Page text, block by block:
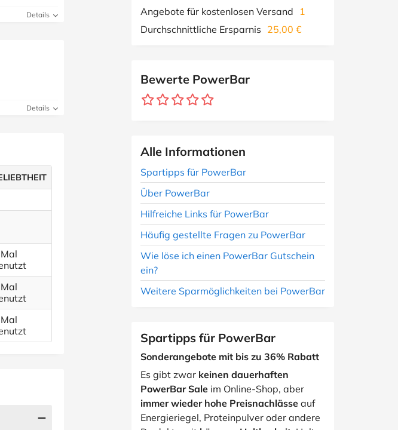
Details
Details
Angebote für kostenlosen Versand
1
Durchschnittliche Ersparnis 25,00 €
Bewerte PowerBar
Alle Informationen
Spartipps für PowerBar
Über PowerBar
Hilfreiche Links für PowerBar
Häufig gestellte Fragen zu PowerBar
Wie löse ich einen PowerBar Gutschein
ein?
Weitere Sparmöglichkeiten bei PowerBar
Spartipps für PowerBar
Sonderangebote mit bis zu 36% Rabatt
Es gibt zwar keinen dauerhaften
PowerBar Sale im Online-Shop, aber
immer wieder hohe Preisnachlässe auf
Energieriegel, Proteinpulver oder andere